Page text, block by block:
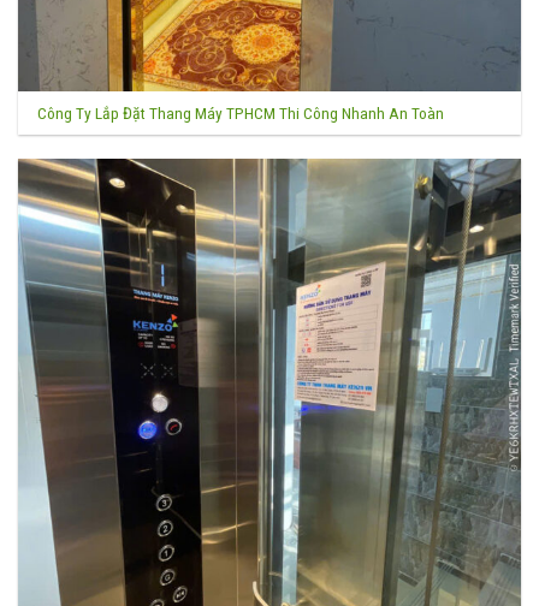
Công Ty Lắp Đặt Thang Máy TPHCM Thi Công Nhanh An Toàn